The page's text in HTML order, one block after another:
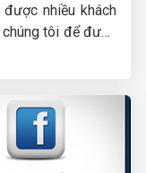
nhiều khách
tôi để được